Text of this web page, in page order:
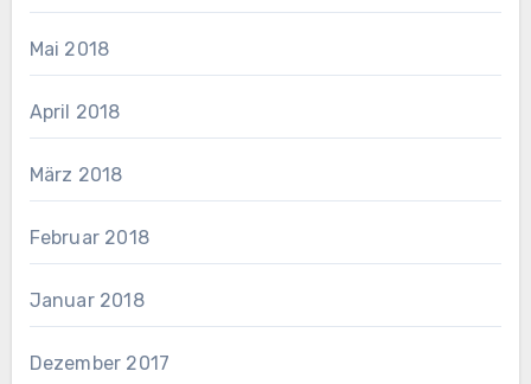
Mai 2018
April 2018
März 2018
Februar 2018
Januar 2018
Dezember 2017